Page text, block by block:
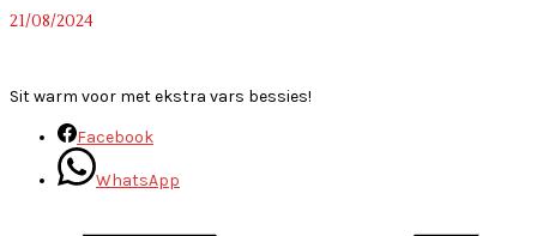
21/08/2024
Sit warm voor met ekstra vars bessies!
Facebook
WhatsApp